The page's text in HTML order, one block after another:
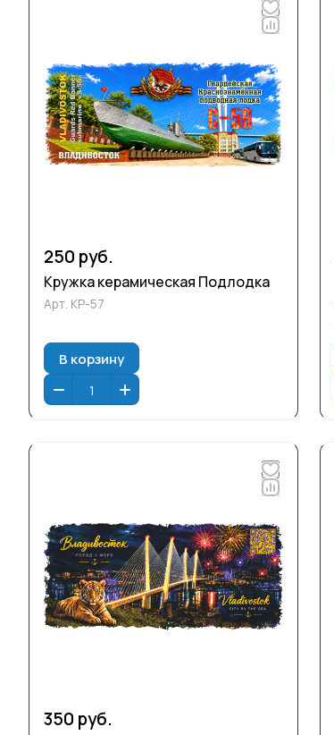
250 руб.
Кружка керамическая Подлодка
Арт. КР-57
В корзину
350 руб.